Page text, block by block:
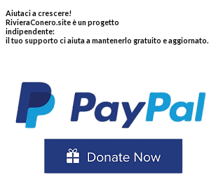
Aiutaci a crescere!
RivieraConero.site è un progetto
indipendente:
il tuo supporto ci aiuta a mantenerlo gratuito e aggiornato.